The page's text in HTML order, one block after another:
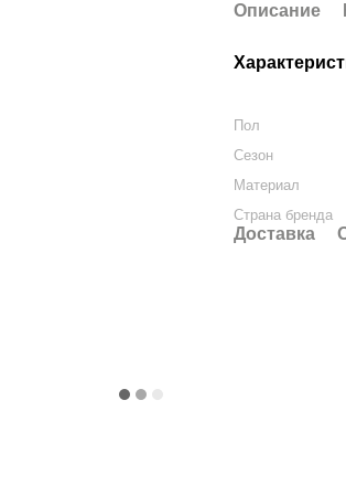
Описание
Пол
Сезон
Материал
Страна бренда
Доставка